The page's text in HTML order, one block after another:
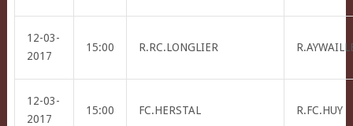
12-03-
2017
15:00 R.RC.LONGLIER
12-03-
2017
15:00 FC.HERSTAL R.FC.HUY